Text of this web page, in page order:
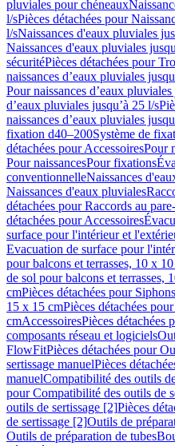
pluviales pour chéneaux
l/sPièces détachées pour
l/sNaissances d'eaux pluviales
Naissances d'eaux pluviales
sécuritéPièces détachées pour
naissances d’eaux pluviales
Pour naissances d’eaux
d’eaux pluviales jusqu’à 25 l/s
naissances d’eaux pluviales
fixation d40–200Système de
détachées pour AccessoiresPour
Pour naissancesPour fixations
conventionnelleNaissances
Naissances d'eaux pluviales
détachées pour Raccords au
détachées pour Accessoires
surface pour l'intérieur et
Evacuation de surface pour
pour balcons et terrasses, 10 x
de sol pour balcons et terrasses,
cmPièces détachées pour
15 x 15 cmPièces détachées
cmAccessoiresPièces détachées
composants réseau et logiciels
FlowFitPièces détachées pour
sertissage manuelPièces
manuelCompatibilité des outils
pour Compatibilité des outils de
outils de sertissage [2]Pièces
de sertissage [2]Outils de
Outils de préparation de tubes